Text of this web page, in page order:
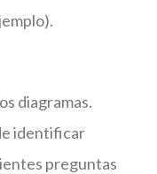
diagramas.
identificar
preguntas